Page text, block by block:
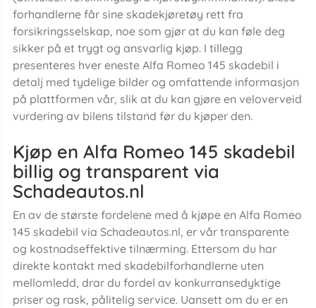
forhandlerne får sine skadekjøretøy rett fra
forsikringsselskap, noe som gjør at du kan føle deg
sikker på et trygt og ansvarlig kjøp. I tillegg
presenteres hver eneste Alfa Romeo 145 skadebil i
detalj med tydelige bilder og omfattende informasjon
på plattformen vår, slik at du kan gjøre en veloverveid
vurdering av bilens tilstand før du kjøper den.
Kjøp en Alfa Romeo 145 skadebil
billig og transparent via
Schadeautos.nl
En av de største fordelene med å kjøpe en Alfa Romeo
145 skadebil via Schadeautos.nl, er vår transparente
og kostnadseffektive tilnærming. Ettersom du har
direkte kontakt med skadebilforhandlerne uten
mellomledd, drar du fordel av konkurransedyktige
priser og rask, pålitelig service. Uansett om du er en